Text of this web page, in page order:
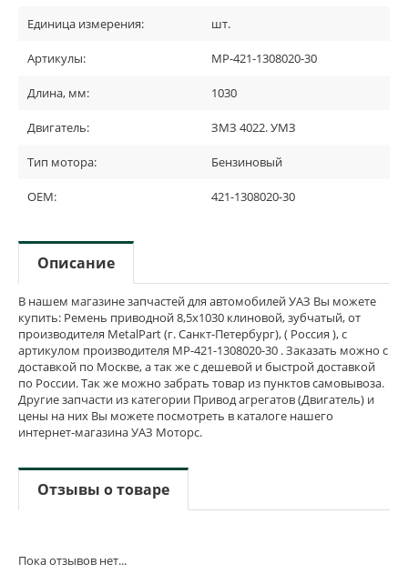
Единица измерения: шт.
Артикулы: MP-421-1308020-30
Длина, мм: 1030
Двигатель: ЗМЗ 4022. УМЗ
Тип мотора: Бензиновый
OEM: 421-1308020-30
Описание
В нашем магазине запчастей для автомобилей УАЗ Вы можете
купить: Ремень приводной 8,5х1030 клиновой, зубчатый, от
производителя MetalPart (г. Санкт-Петербург), ( Россия ), с
артикулом производителя MP-421-1308020-30 . Заказать можно с
доставкой по Москве, а так же с дешевой и быстрой доставкой
по России. Так же можно забрать товар из пунктов самовывоза.
Другие запчасти из категории Привод агрегатов (Двигатель) и
цены на них Вы можете посмотреть в каталоге нашего
интернет-магазина УАЗ Моторс.
Отзывы о товаре
Пока отзывов нет...